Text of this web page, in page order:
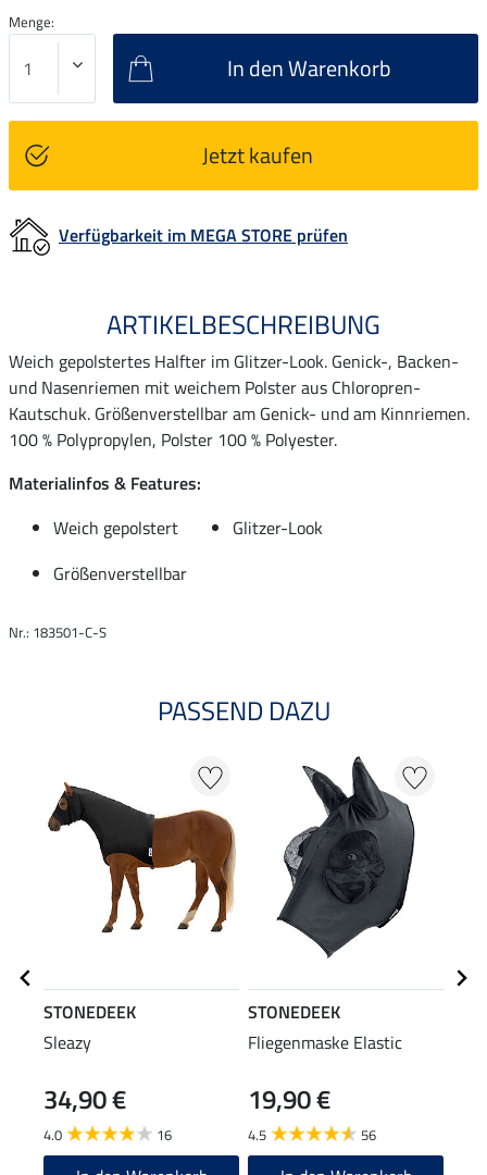
Menge:
In den Warenkorb
Jetzt kaufen
Verfügbarkeit im MEGA STORE prüfen
ARTIKELBESCHREIBUNG
Weich gepolstertes Halfter im Glitzer-Look. Genick-, Backen-
und Nasenriemen mit weichem Polster aus Chloropren-
Kautschuk. Größenverstellbar am Genick- und am Kinnriemen.
100 % Polypropylen, Polster 100 % Polyester.
Materialinfos & Features:
Weich gepolstert
Glitzer-Look
Größenverstellbar
Nr.: 183501-C-S
PASSEND DAZU
STONEDEEK
Sleazy
34,90 €
4.0 16
STONEDEEK
Fliegenmaske Elastic
19,90 €
4.5 56